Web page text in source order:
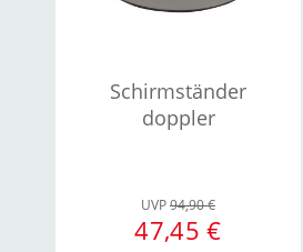
Schirmständer
doppler
UVP94,90 €
47,45 €